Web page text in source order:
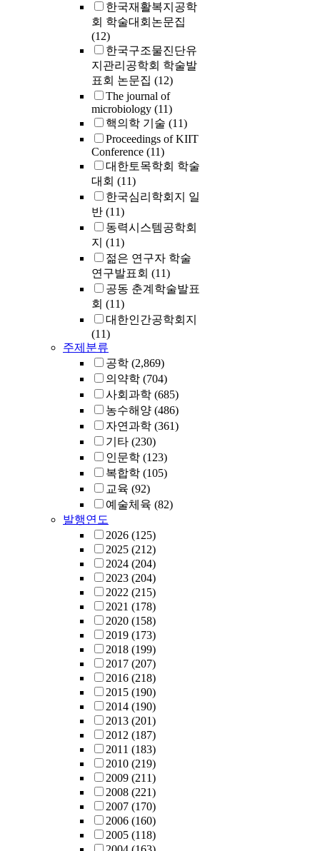
한국재활복지공학
회 학술대회논문집
(12)
한국구조물진단유
지관리공학회 학술발
표회 논문집 (12)
The journal of
microbiology (11)
핵의학 기술 (11)
Proceedings of KIIT
Conference (11)
대한토목학회 학술
대회 (11)
한국심리학회지 일
반 (11)
동력시스템공학회
지 (11)
젊은 연구자 학술
연구발표회 (11)
공동 춘계학술발표
회 (11)
대한인간공학회지
(11)
주제분류
공학 (2,869)
의약학 (704)
사회과학 (685)
농수해양 (486)
자연과학 (361)
기타 (230)
인문학 (123)
복합학 (105)
교육 (92)
예술체육 (82)
발행연도
2026 (125)
2025 (212)
2024 (204)
2023 (204)
2022 (215)
2021 (178)
2020 (158)
2019 (173)
2018 (199)
2017 (207)
2016 (218)
2015 (190)
2014 (190)
2013 (201)
2012 (187)
2011 (183)
2010 (219)
2009 (211)
2008 (221)
2007 (170)
2006 (160)
2005 (118)